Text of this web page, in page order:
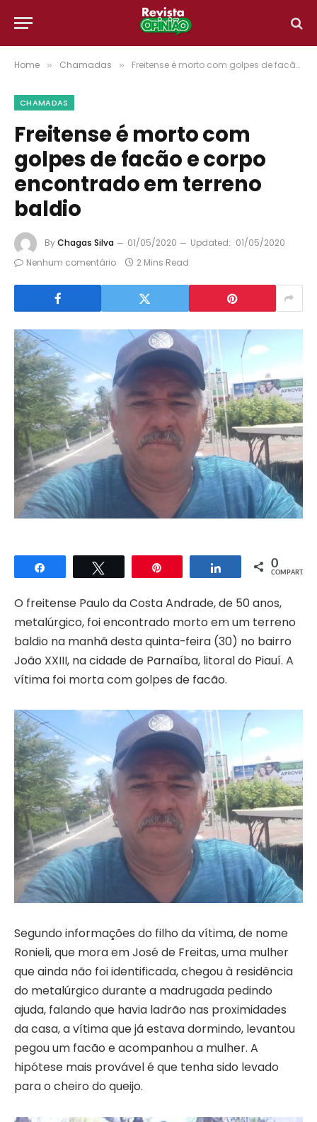
Home » Chamadas » Freitense é morto com golpes de facão e corpo encontrado em terreno baldio
CHAMADAS
Freitense é morto com
golpes de facão e corpo
encontrado em terreno
baldio
ByChagas Silva 01/05/2020 Updated: 01/05/2020
Nenhum comentário
2 Mins Read
Compartilhar Compartilhar
0
COMPART.
O freitense Paulo da Costa Andrade, de 50 anos,
metalúrgico, foi encontrado morto em um terreno
baldio na manhã desta quinta-feira (30) no bairro
João XXIII, na cidade de Parnaíba, litoral do Piauí. A
vítima foi morta com golpes de facão.
Segundo informações do filho da vítima, de nome
Ronieli, que mora em José de Freitas, uma mulher
que ainda não foi identificada, chegou à residência
do metalúrgico durante a madrugada pedindo
ajuda, falando que havia ladrão nas proximidades
da casa, a vítima que já estava dormindo, levantou
pegou um facão e acompanhou a mulher. A
hipótese mais provável é que tenha sido levado
para o cheiro do queijo.